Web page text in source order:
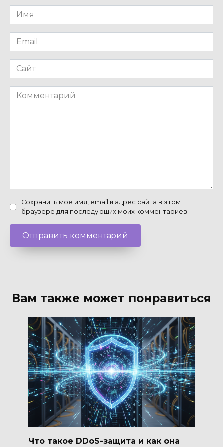
Имя
*
Email
*
Сайт
Комментарий
Сохранить моё имя, email и адрес сайта в этом
браузере для последующих моих комментариев.
Вам также может понравиться
Что такое DDoS-защита и как она